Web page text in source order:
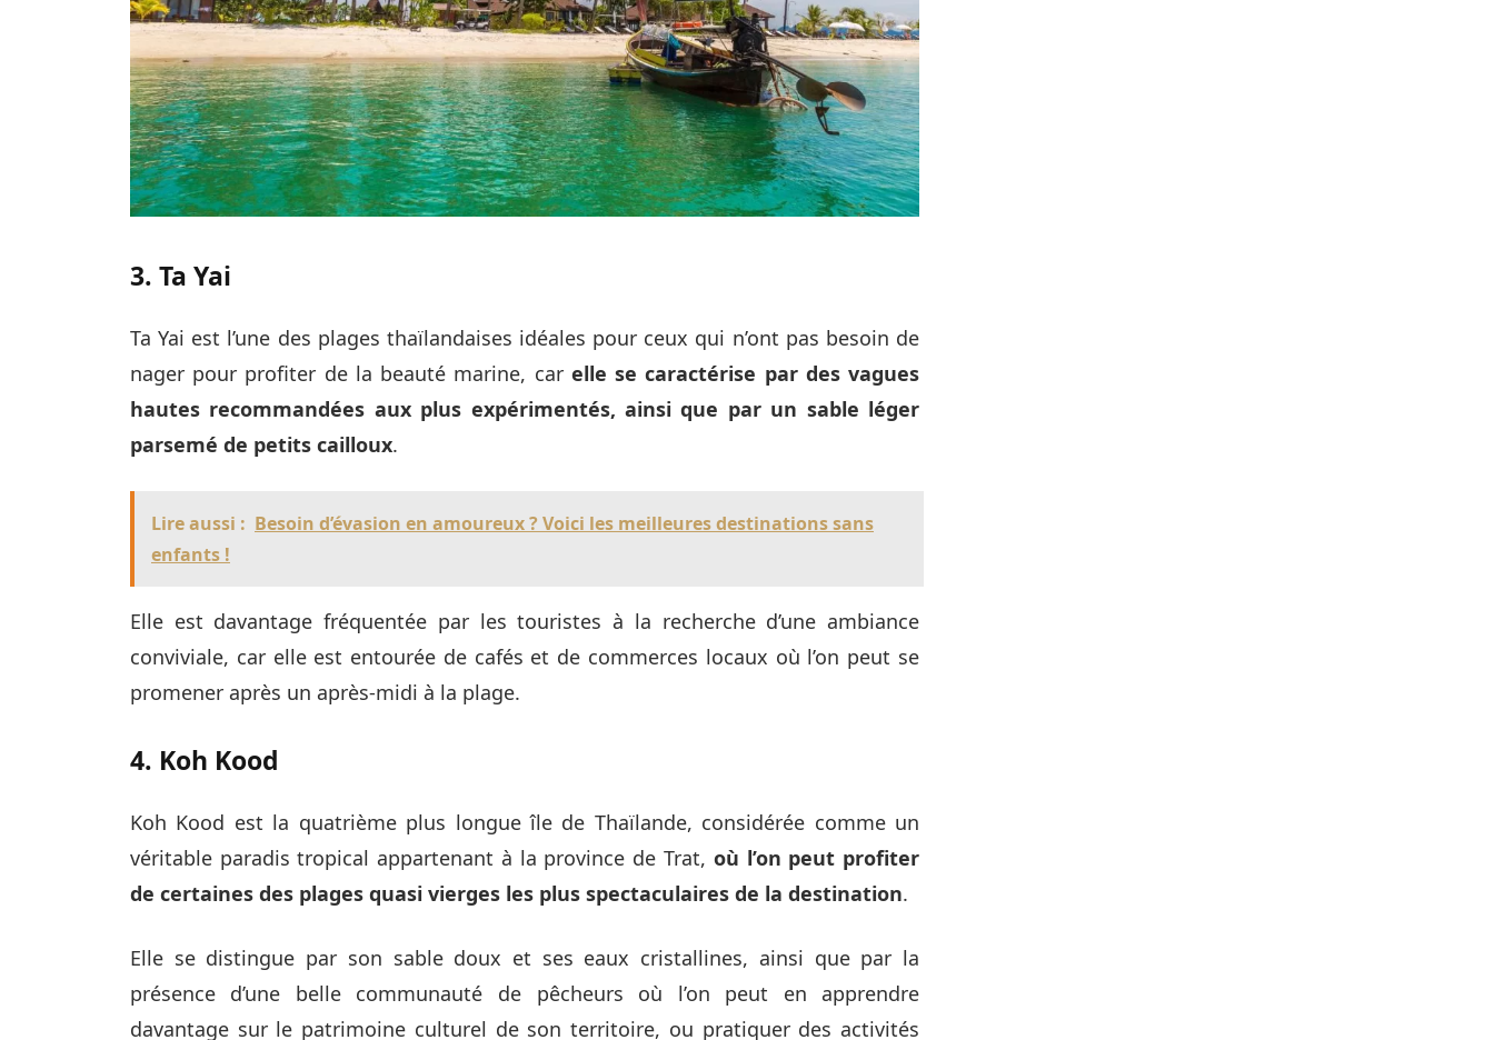
3. Ta Yai
Ta Yai est l’une des plages thaïlandaises idéales pour ceux qui n’ont pas besoin de
nager pour profiter de la beauté marine, car elle se caractérise par des vagues
hautes recommandées aux plus expérimentés, ainsi que par un sable léger
parsemé de petits cailloux.
Lire aussi : Besoin d’évasion en amoureux ? Voici les meilleures destinations sans
enfants !
Elle est davantage fréquentée par les touristes à la recherche d’une ambiance
conviviale, car elle est entourée de cafés et de commerces locaux où l’on peut se
promener après un après-midi à la plage.
4. Koh Kood
Koh Kood est la quatrième plus longue île de Thaïlande, considérée comme un
véritable paradis tropical appartenant à la province de Trat, où l’on peut profiter
de certaines des plages quasi vierges les plus spectaculaires de la destination.
Elle se distingue par son sable doux et ses eaux cristallines, ainsi que par la
présence d’une belle communauté de pêcheurs où l’on peut en apprendre
davantage sur le patrimoine culturel de son territoire, ou pratiquer des activités